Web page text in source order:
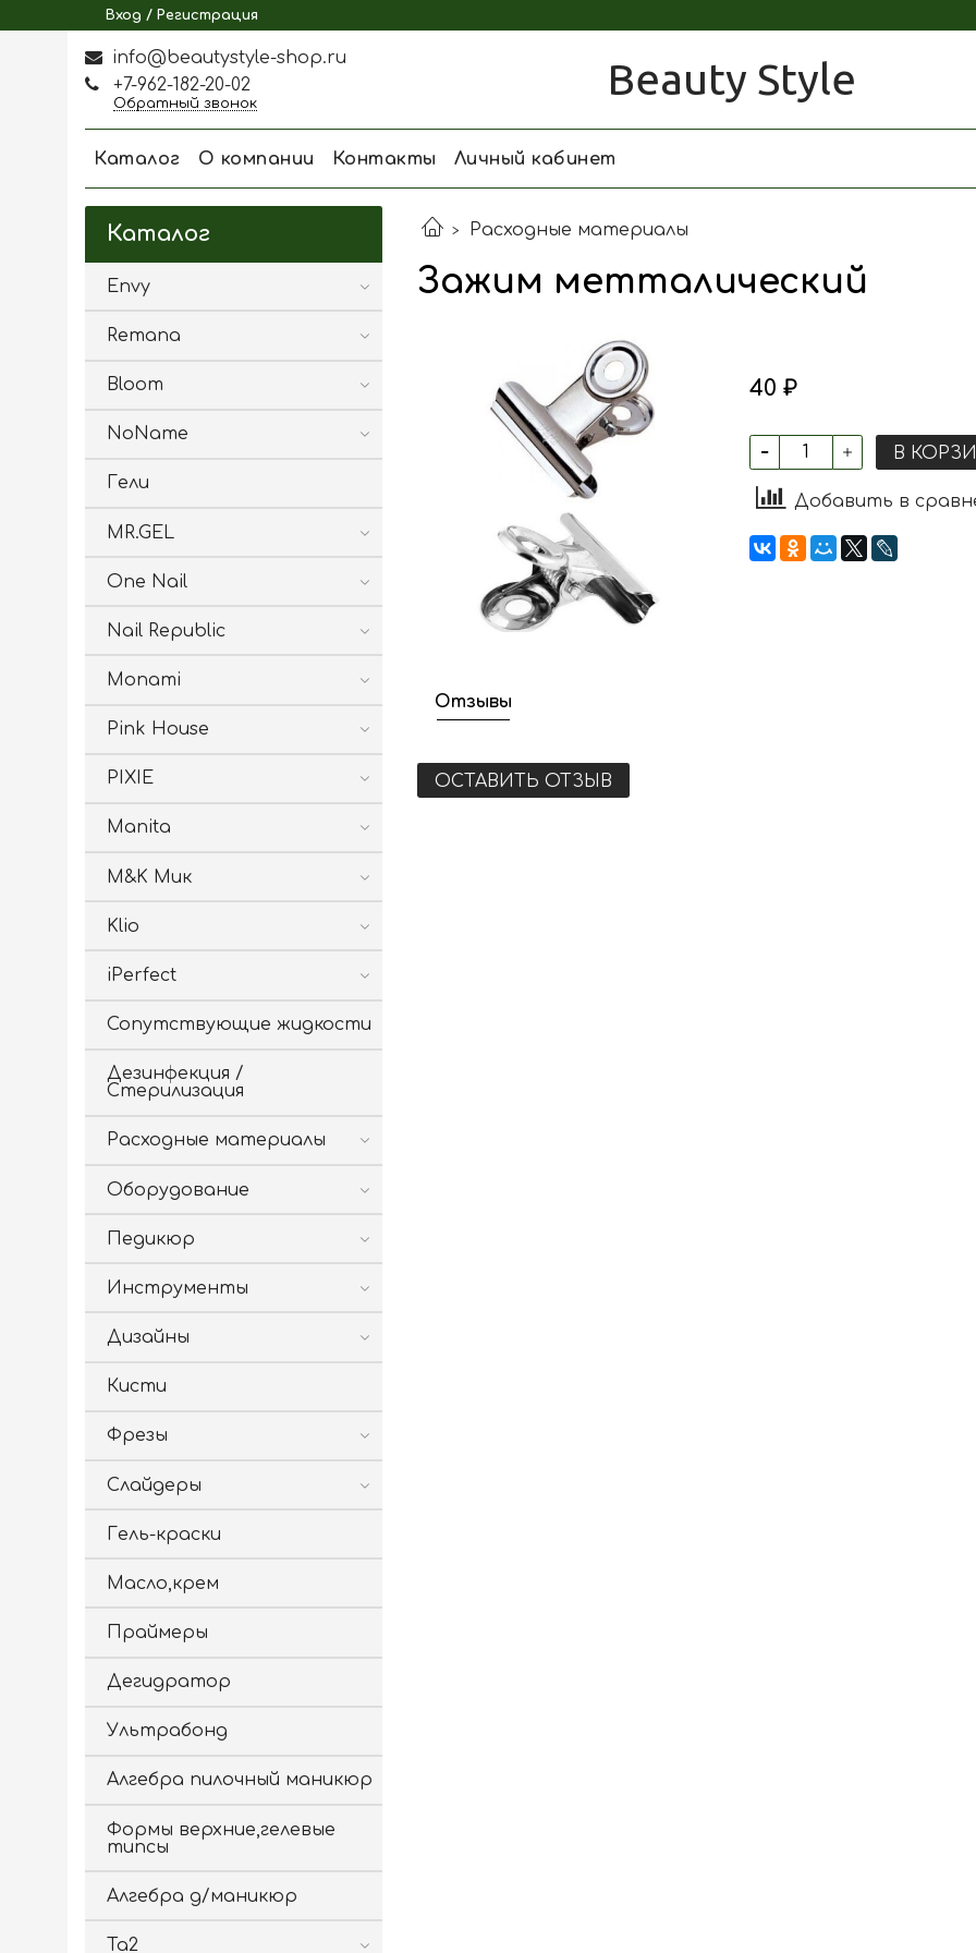
Вход / Регистрация
info@beautystyle-shop.ru
+7-962-182-20-02
Обратный звонок Beauty Style
Каталог О компании Контакты Личный кабинет
Расходные материалы
Зажим метталический
40 ₽
В
Добавить в
Отзывы
ОСТАВИТЬ ОТЗЫВ
Каталог
Envy
Remana
Bloom
NoName
Гели
MR.GEL
One Nail
Nail Republic
Monami
Pink House
PIXIE
Manita
M&K Мик
Klio
iPerfect
Сопутствующие жидкости
Дезинфекция /
Стерилизация
Расходные материалы
Оборудование
Педикюр
Инструменты
Дизайны
Кисти
Фрезы
Слайдеры
Гель-краски
Масло,крем
Праймеры
Дегидратор
Ультрабонд
Алгебра пилочный маникюр
Формы верхние,гелевые
типсы
Алгебра д/маникюр
Ta2